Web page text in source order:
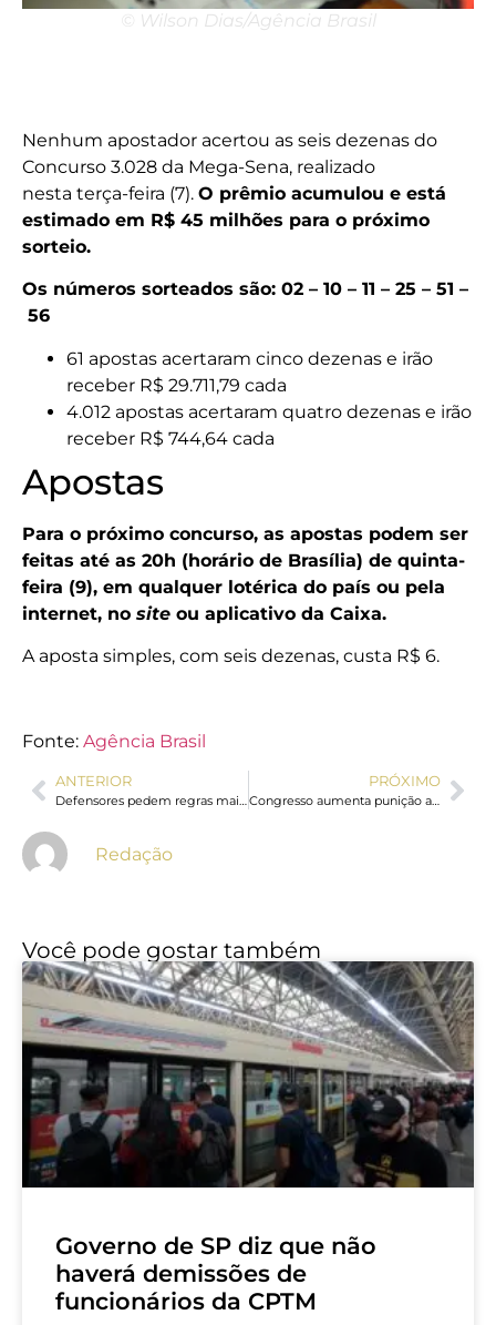
© Wilson Dias/Agência Brasil
Nenhum apostador acertou as seis dezenas do
Concurso 3.028 da Mega-Sena, realizado
nesta terça-feira (7). O prêmio acumulou e está
estimado em R$ 45 milhões para o próximo
sorteio.
Os números sorteados são: 02 – 10 – 11 – 25 – 51 –
56
61 apostas acertaram cinco dezenas e irão
receber R$ 29.711,79 cada
4.012 apostas acertaram quatro dezenas e irão
receber R$ 744,64 cada
Apostas
Para o próximo concurso, as apostas podem ser
feitas até as 20h (horário de Brasília) de quinta-
feira (9), em qualquer lotérica do país ou pela
internet, no site ou aplicativo da Caixa.
A aposta simples, com seis dezenas, custa R$ 6.
Fonte: Agência Brasil
ANTERIOR
Defensores pedem regras mais rígidas para publicidade das bets
PRÓXIMO
Congresso aumenta punição a crimes sexuais online contra crianças
Redação
Você pode gostar também
Governo de SP diz que não
haverá demissões de
funcionários da CPTM